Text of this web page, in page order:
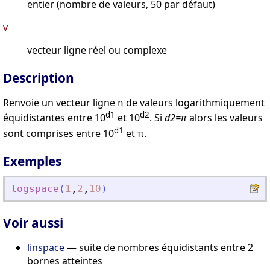
entier (nombre de valeurs, 50 par défaut)
v
vecteur ligne réel ou complexe
Description
Renvoie un vecteur ligne n de valeurs logarithmiquement
équidistantes entre 10d1 et 10d2. Si d2=πalors les valeurs
sont comprises entre 10d1 et π.
Exemples
logspace ( 1 , 2 , 10 )
Voir aussi
linspace— suite de nombres équidistants entre 2
bornes atteintes